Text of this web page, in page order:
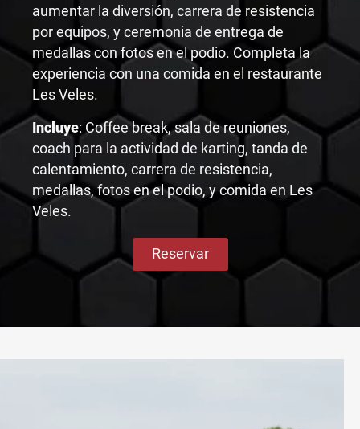
aumentar la diversión, carrera de resistencia
por equipos, y ceremonia de entrega de
medallas con fotos en el podio. Completa la
experiencia con una comida en el restaurante
Les Veles.
Incluye: Coffee break, sala de reuniones,
coach para la actividad de karting, tanda de
calentamiento, carrera de resistencia,
medallas, fotos en el podio, y comida en Les
Veles.
Reservar